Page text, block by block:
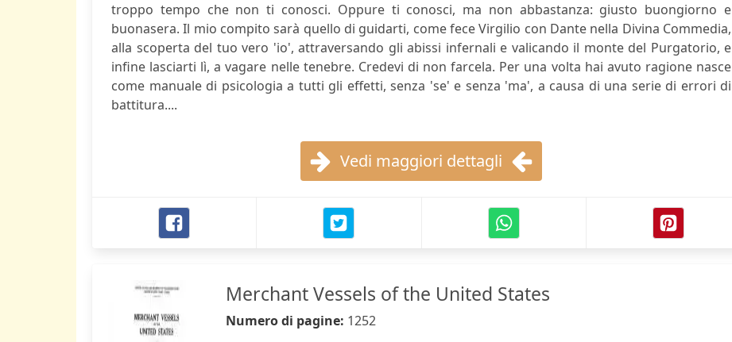
troppo tempo che non ti conosci. Oppure ti conosci, ma non abbastanza: giusto buongiorno e
buonasera. Il mio compito sarà quello di guidarti, come fece Virgilio con Dante nella Divina Commedia,
alla scoperta del tuo vero 'io', attraversando gli abissi infernali e valicando il monte del Purgatorio, e
infine lasciarti lì, a vagare nelle tenebre. Credevi di non farcela. Per una volta hai avuto ragione nasce
come manuale di psicologia a tutti gli effetti, senza 'se' e senza 'ma', a causa di una serie di errori di
battitura....
Vedi maggiori dettagli
Merchant Vessels of the United States
Numero di pagine: 1252